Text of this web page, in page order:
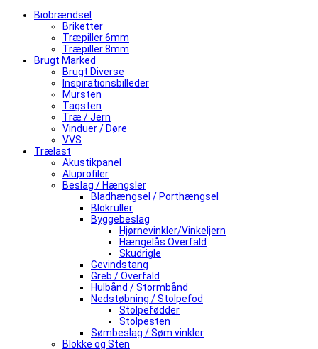
Biobrændsel
Briketter
Træpiller 6mm
Træpiller 8mm
Brugt Marked
Brugt Diverse
Inspirationsbilleder
Mursten
Tagsten
Træ / Jern
Vinduer / Døre
VVS
Trælast
Akustikpanel
Aluprofiler
Beslag / Hængsler
Bladhængsel / Porthængsel
Blokruller
Byggebeslag
Hjørnevinkler/Vinkeljern
Hængelås Overfald
Skudrigle
Gevindstang
Greb / Overfald
Hulbånd / Stormbånd
Nedstøbning / Stolpefod
Stolpefødder
Stolpesten
Sømbeslag / Søm vinkler
Blokke og Sten